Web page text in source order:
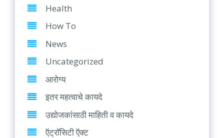
Health
How To
News
Uncategorized
आरोग्य
इतर महत्वाचे कायदे
उद्योजकांसाठी माहिती व कायदे
ऍट्रॉसिटी ऍक्ट